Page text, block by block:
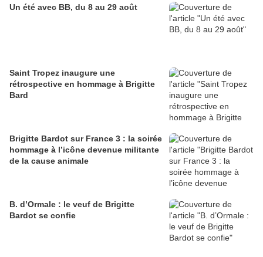
Un été avec BB, du 8 au 29 août
Saint Tropez inaugure une
rétrospective en hommage à Brigitte
Bard
Brigitte Bardot sur France 3 : la soirée
hommage à l’icône devenue militante
de la cause animale
B. d’Ormale : le veuf de Brigitte
Bardot se confie